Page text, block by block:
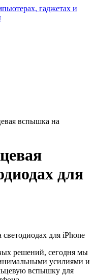
гаджетах и
вспышка на
для
решений, сегодня мы
усилиями и
вспышку для